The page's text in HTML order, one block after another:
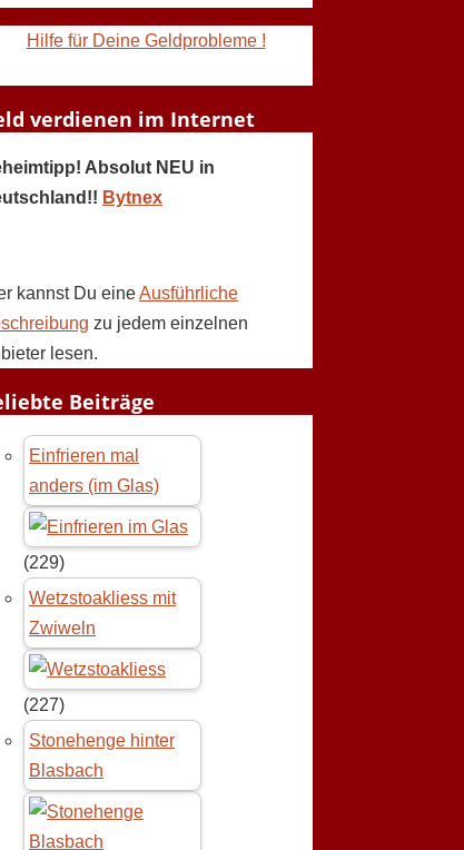
Hilfe für Deine Geldprobleme !
verdienen im Internet
Absolut NEU in
Bytnex
kannst Du eineAusführliche
zu jedem einzelnen
lesen.
Beiträge
Einfrieren mal
anders (im Glas)
(229)
Wetzstoakliess mit
Zwiweln
(227)
Stonehenge hinter
Blasbach